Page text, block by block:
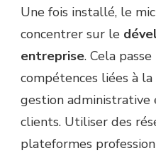
Une fois installé, le
concentrer sur le
entreprise. Cela
compétences liées à
gestion administrative
clients. Utiliser des
plateformes